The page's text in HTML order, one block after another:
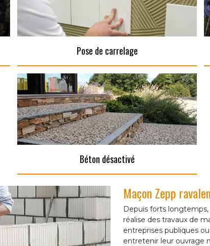
Pose de carrelage
Béton désactivé
Maçon Zepp
Depuis forts
réalise des travaux de
entreprises publiques
entretenir leur ouvrage